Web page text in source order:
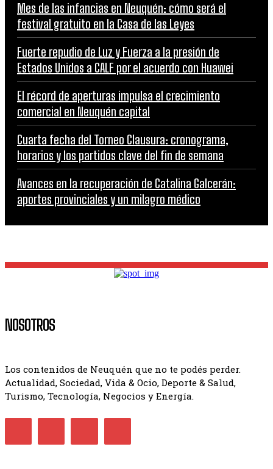
Mes de las infancias en Neuquén: cómo será el
festival gratuito en la Casa de las Leyes
Fuerte repudio de Luz y Fuerza a la presión de
Estados Unidos a CALF por el acuerdo con Huawei
El récord de aperturas impulsa el crecimiento
comercial en Neuquén capital
Cuarta fecha del Torneo Clausura: cronograma,
horarios y los partidos clave del fin de semana
Avances en la recuperación de Catalina Galcerán:
aportes provinciales y un milagro médico
NOSOTROS
Los contenidos de Neuquén que no te podés perder.
Actualidad, Sociedad, Vida & Ocio, Deporte & Salud,
Turismo, Tecnología, Negocios y Energía.